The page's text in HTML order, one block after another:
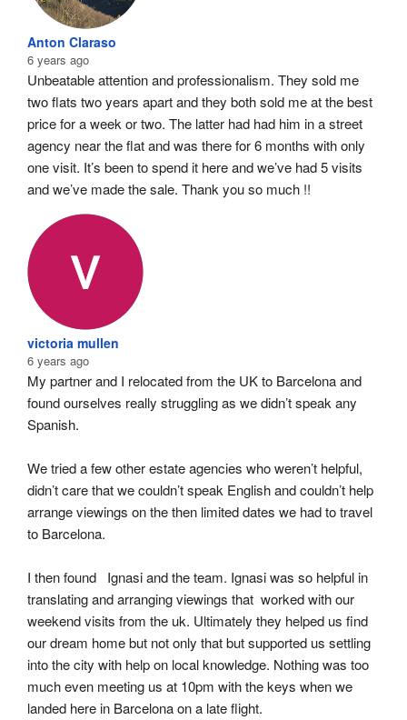
Anton Claraso
6 years ago
Unbeatable attention and professionalism. They sold me
two flats two years apart and they both sold me at the best
price for a week or two. The latter had had him in a street
agency near the flat and was there for 6 months with only
one visit. It’s been to spend it here and we’ve had 5 visits
and we’ve made the sale. Thank you so much !!
victoria mullen
6 years ago
My partner and I relocated from the UK to Barcelona and
found ourselves really struggling as we didn’t speak any
Spanish.
We tried a few other estate agencies who weren’t helpful,
didn’t care that we couldn’t speak English and couldn’t help
arrange viewings on the then limited dates we had to travel
to Barcelona.
I then found   Ignasi and the team. Ignasi was so helpful in
translating and arranging viewings that  worked with our
weekend visits from the uk. Ultimately they helped us find
our dream home but not only that but supported us settling
into the city with help on local knowledge. Nothing was too
much even meeting us at 10pm with the keys when we
landed here in Barcelona on a late flight.